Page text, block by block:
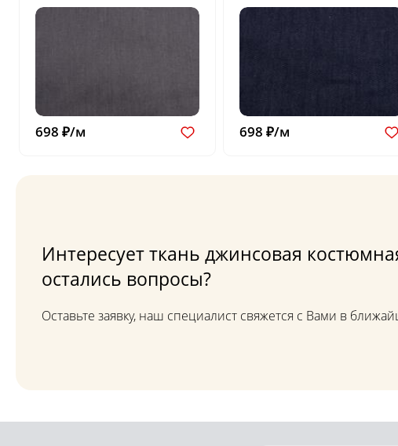
698 ₽/м 698 ₽/м
Интересует ткань джинсовая
остались вопросы?
Оставьте заявку, наш специалист свяжется с Вами в